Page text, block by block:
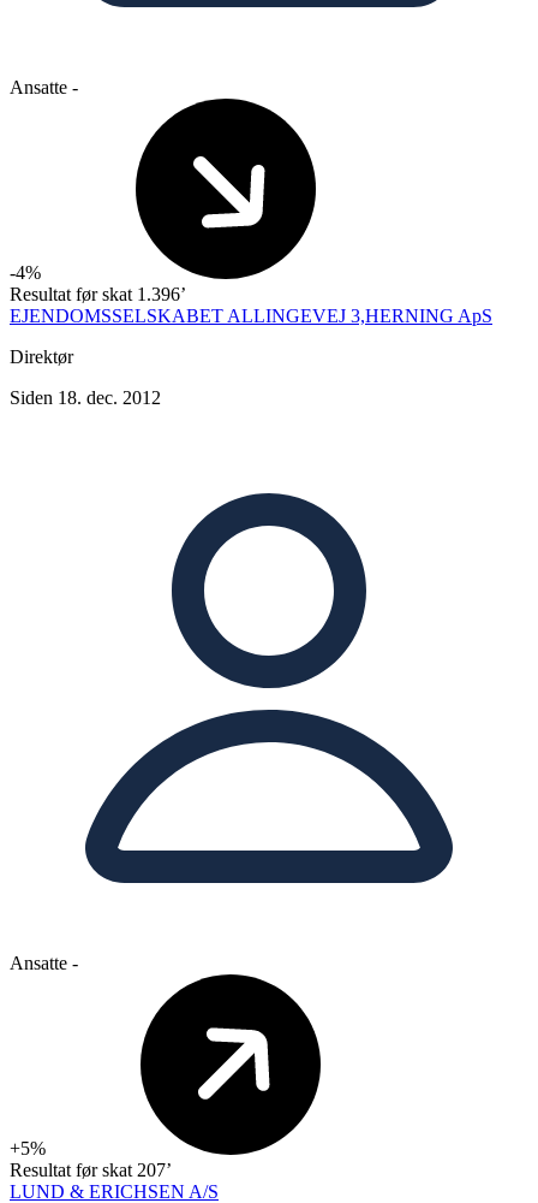
Ansatte -
-4%
Resultat før skat 1.396’
EJENDOMSSELSKABET ALLINGEVEJ 3,HERNING ApS
Direktør
Siden 18. dec. 2012
Ansatte -
+5%
Resultat før skat 207’
LUND & ERICHSEN A/S